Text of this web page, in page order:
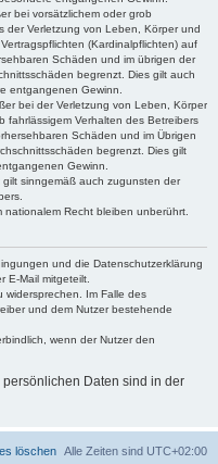
bei vorsätzlichem oder grob
der Verletzung von Leben, Körper und
(Kardinalpflichten) auf
Schäden und im übrigen der
begrenzt. Dies gilt auch
entgangenen Gewinn.
bei der Verletzung von Leben, Körper
fahrlässigem Verhalten des Betreibers
Schäden und im Übrigen
begrenzt. Dies gilt
Gewinn.
sinngemäß auch zugunsten der
Recht bleiben unberührt.
und die Datenschutzerklärung
E-Mail mitgeteilt.
widersprechen. Im Falle des
und dem Nutzer bestehende
wenn der Nutzer den
Daten sind in der
Alle Zeiten sind UTC+02:00
löschen